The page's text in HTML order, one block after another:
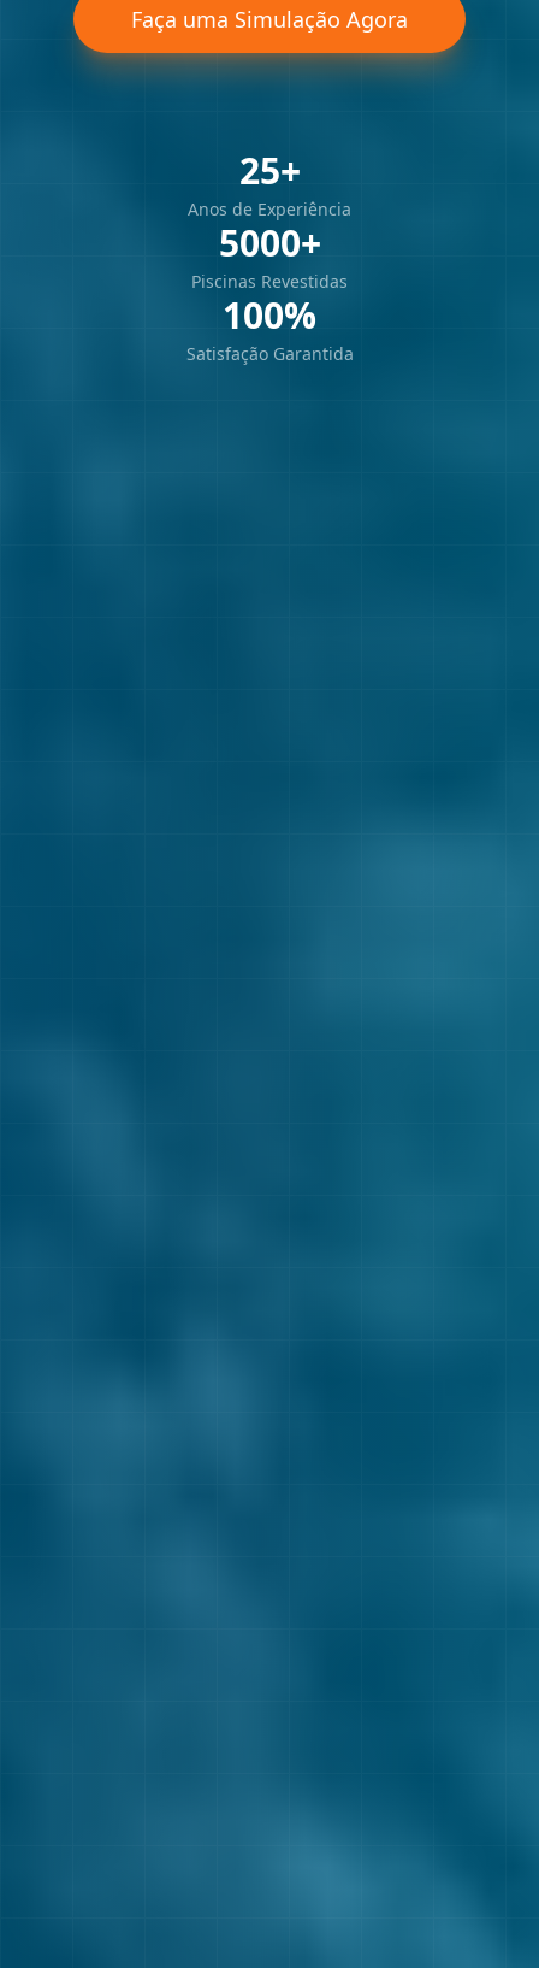
Faça uma Simulação Agora
25+
Anos de Experiência
5000+
Piscinas Revestidas
100%
Satisfação Garantida